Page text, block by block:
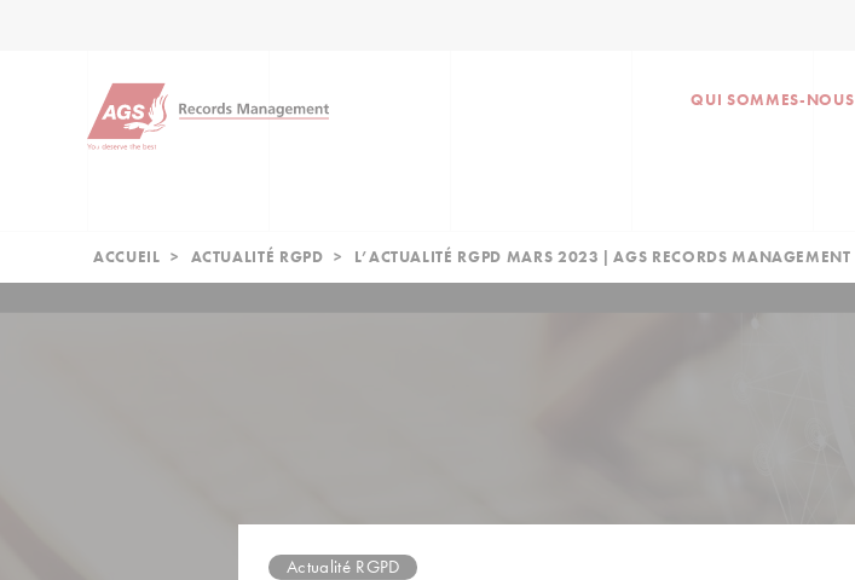
QUI SOMMES-NOUS
ACCUEIL > ACTUALITÉ RGPD > L’ACTUALITÉ RGPD MARS 2023 | AGS RECORDS MANAGEMENT
Actualité RGPD